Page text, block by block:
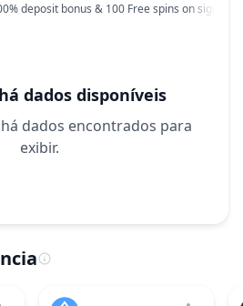
deposit bonus & 100 Free spins on sign up!
dados disponíveis
dados encontrados para
exibir.